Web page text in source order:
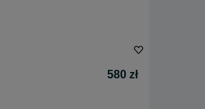
580 zł